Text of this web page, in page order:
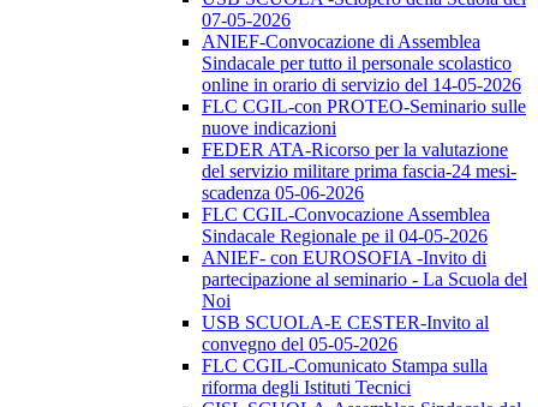
07-05-2026
ANIEF-Convocazione di Assemblea
Sindacale per tutto il personale scolastico
online in orario di servizio del 14-05-2026
FLC CGIL-con PROTEO-Seminario sulle
nuove indicazioni
FEDER ATA-Ricorso per la valutazione
del servizio militare prima fascia-24 mesi-
scadenza 05-06-2026
FLC CGIL-Convocazione Assemblea
Sindacale Regionale pe il 04-05-2026
ANIEF- con EUROSOFIA -Invito di
partecipazione al seminario - La Scuola del
Noi
USB SCUOLA-E CESTER-Invito al
convegno del 05-05-2026
FLC CGIL-Comunicato Stampa sulla
riforma degli Istituti Tecnici